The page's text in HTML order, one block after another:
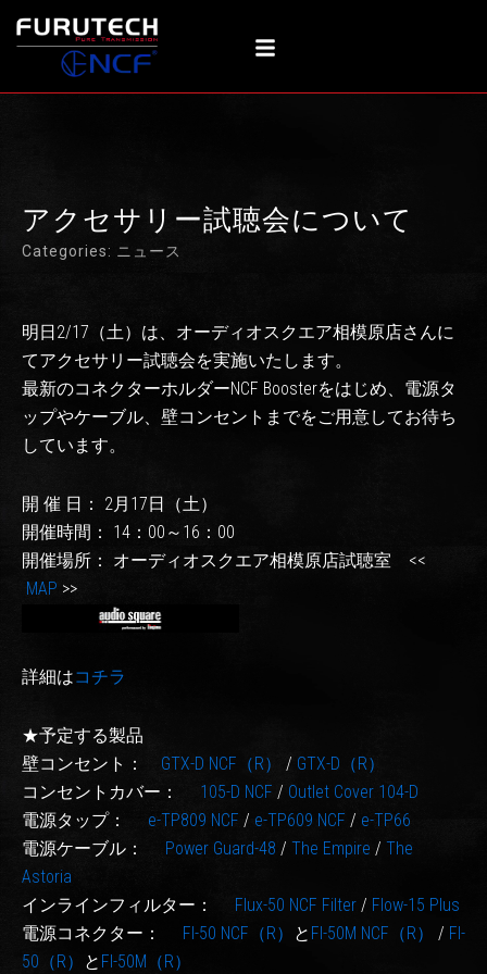
ス
アクセサリー試聴会について
Categories: ニュース
明日2/17（土）は、オーディオスクエア相模原店さんに
てアクセサリー試聴会を実施いたします。
最新のコネクターホルダーNCF Boosterをはじめ、電源タ
ップやケーブル、壁コンセントまでをご用意してお待ち
しています。
開 催 日： 2月17日（土）
開催時間： 14：00～16：00
開催場所： オーディオスクエア相模原店試聴室 <<
MAP >>
詳細はコチラ
★予定する製品
壁コンセント： GTX-D NCF（R） / GTX-D（R）
コンセントカバー： 105-D NCF / Outlet Cover 104-D
電源タップ： e-TP809 NCF / e-TP609 NCF / e-TP66
電源ケーブル： Power Guard-48 / The Empire / The
Astoria
インラインフィルター： Flux-50 NCF Filter / Flow-15 Plus
電源コネクター： FI-50 NCF（R） と FI-50M NCF（R） / FI-
50（R）
と FI-50M（R）